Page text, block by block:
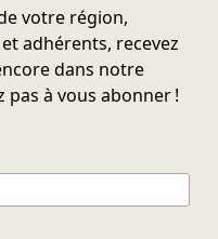
votre région,
adhérents, recevez
dans notre
pas à vous abonner !